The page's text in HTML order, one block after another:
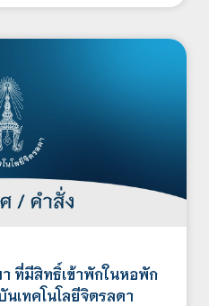
ที่มีสิทธิ์เข้าพักในหอพัก
เทคโนโลยีจิตรลดา